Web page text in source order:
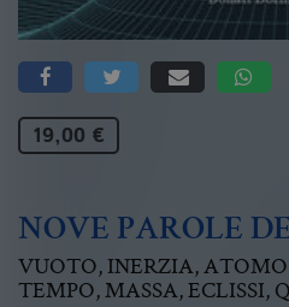
19,00 €
NOVE PAROLE
VUOTO, INERZIA,
TEMPO, MASSA, ECLISSI,